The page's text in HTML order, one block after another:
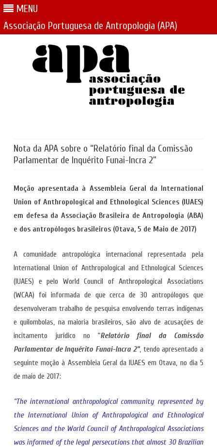
MENU
Associação Portuguesa de Antropologia (APA)
Nota da APA sobre o “Relatório final da Comissão
Parlamentar de Inquérito Funai-Incra 2”
Moção apresentada à Assembleia Geral da International
Union of Anthropological and Ethnological Sciences (IUAES)
em defesa da Associação Brasileira de Antropologia (ABA)
e dos antropólogos brasileiros (Otava, 5 de Maio de 2017)
A comunidade antropológica internacional representada pela
International Union of Anthropological and Ethnological Sciences
(IUAES) e pelo World Council of Anthropological Associations
(WCAA) foi informada de que cerca de 30 antropólogos que
desenvolveram trabalho de pesquisa envolvendo terras indígenas
e quilombolas, na maioria brasileiros, são alvo de acusações de
incitamento jurídico no “Relatório final da Comissão
Parlamentar de Inquérito Funai-Incra 2”, tendo apresentado a
seguinte moção à Assembleia Geral da IUAES em Otava, no dia 5
de maio de 2017:
“The international anthropological community represented by
the International Union of Anthropological and Ethnological
Sciences and the World Council of Anthropological Associations
was informed of the legal persecutions that almost 30 Brazilian